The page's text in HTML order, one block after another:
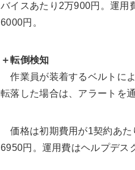
バイスあたり2万900円。運用
6000円。
＋転倒検知
作業員が装着するベルトに
転落した場合は、アラートを通
価格は初期費用が1契約あた
6950円。運用費はヘルプデス